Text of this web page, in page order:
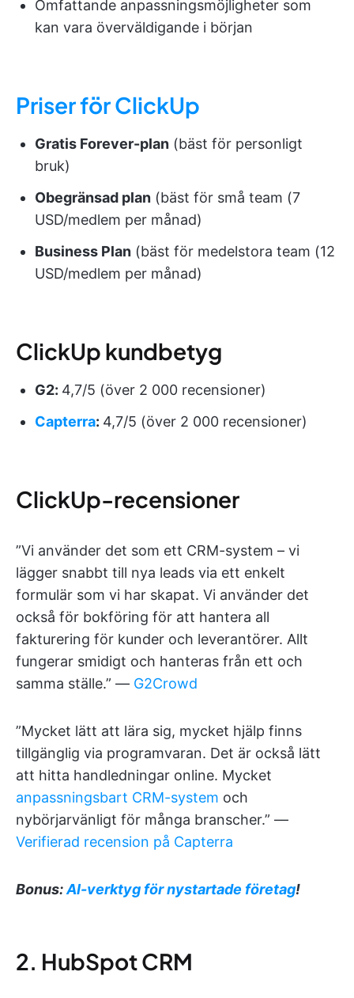
Omfattande anpassningsmöjligheter som
kan vara överväldigande i början
Priser för ClickUp
Gratis Forever-plan (bäst för personligt
bruk)
Obegränsad plan (bäst för små team (7
USD/medlem per månad)
Business Plan (bäst för medelstora team (12
USD/medlem per månad)
ClickUp kundbetyg
G2: 4,7/5 (över 2 000 recensioner)
Capterra: 4,7/5 (över 2 000 recensioner)
ClickUp-recensioner
”Vi använder det som ett CRM-system – vi
lägger snabbt till nya leads via ett enkelt
formulär som vi har skapat. Vi använder det
också för bokföring för att hantera all
fakturering för kunder och leverantörer. Allt
fungerar smidigt och hanteras från ett och
samma ställe.” — G2Crowd
”Mycket lätt att lära sig, mycket hjälp finns
tillgänglig via programvaran. Det är också lätt
att hitta handledningar online. Mycket
anpassningsbart CRM-system och
nybörjarvänligt för många branscher.” —
Verifierad recension på Capterra
Bonus:AI-verktyg för nystartade företag!
2. HubSpot CRM